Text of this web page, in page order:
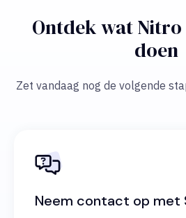
Ontdek wat
doen
Zet vandaag nog de volgende
Neem contact op met